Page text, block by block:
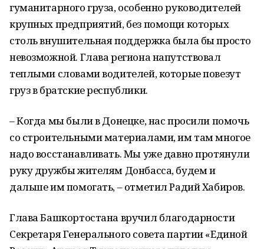
гуманитарного груза, особенно руководителей
крупных предприятий, без помощи которых
столь внушительная поддержка была бы просто
невозможной. Глава региона напутствовал
теплыми словами водителей, которые повезут
груз в братские республики.
– Когда мы были в Донецке, нас просили помочь
со строительными материалами, им там многое
надо восстанавливать. Мы уже давно протянули
руку дружбы жителям Донбасса, будем и
дальше им помогать, – отметил Радий Хабиров.
Глава Башкортостана вручил благодарности
Сeкретаря Генерального совета пaртии «Единой